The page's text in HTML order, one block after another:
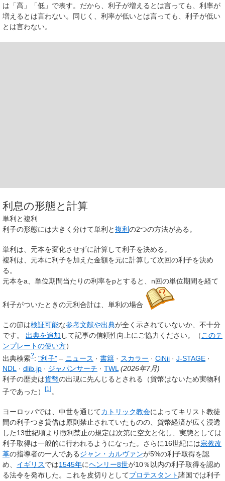
は「高」「低」で表す。だから、利子が増えるとは言っても、利率が
増えるとは言わない。同じく、利率が低いとは言っても、利子が低い
とは言わない。
利息の形態と計算
単利と複利
利子の形態には大きく分けて単利と複利 の2つの方法がある。
単利は、元本を変化させずに計算して利子を決める。
複利は、元本に利子を加えた金額を元に計算して次回の利子を決め
る。
元本をa、単位期間当たりの利率をpとすると、n回の単位期間を経て
利子がついたときの元利合計は、単利の場合
この節は検証可能な参考文献や出典が全く示されていないか、不十分
です。
出典を追加 して記事の信頼性向上にご協力ください。 （ このテ
ンプレートの使い方）
出典検索?: "利子" – ニュース · 書籍 · スカラー · CiNii · J-STAGE ·
NDL · dlib.jp · ジャパンサーチ · TWL (2026年7月)
利子の歴史は貨幣の出現に先んじるとされる（貨幣はないため実物利
子であった）
[1 ] 。
ヨーロッパでは、中世を通じてカトリック教会によってキリスト教徒
間の利子つき貸借は原則禁止されていたものの、貨幣経済が広く浸透
した13世紀頃より徴利禁止の規定は次第に空文と化し、実態としては
利子取得は一般的に行われるようになった。さらに16世紀には宗教改
革の指導者の一人であるジャン・カルヴァンが5%の利子取得を認
め、 イギリスでは1545年にヘンリー8世が10％以内の利子取得を認め
る法令を発布した。これを皮切りとしてプロテスタント諸国では利子